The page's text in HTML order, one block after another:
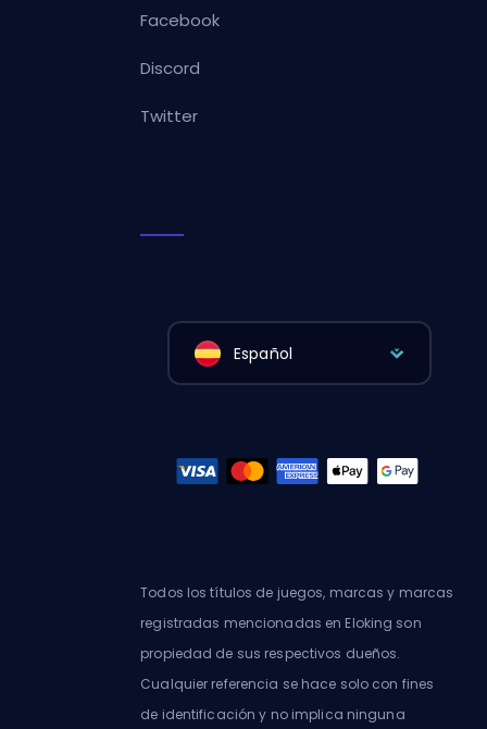
Facebook
Discord
Twitter
Español
Todos los títulos de juegos, marcas y marcas
registradas mencionadas en Eloking son
propiedad de sus respectivos dueños.
Cualquier referencia se hace solo con fines
de identificación y no implica ninguna